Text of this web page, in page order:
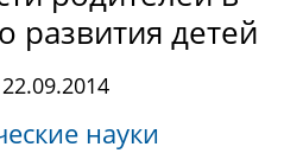
развития детей
22.09.2014
науки